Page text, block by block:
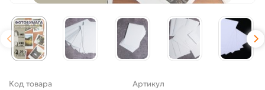
Код товара Артикул